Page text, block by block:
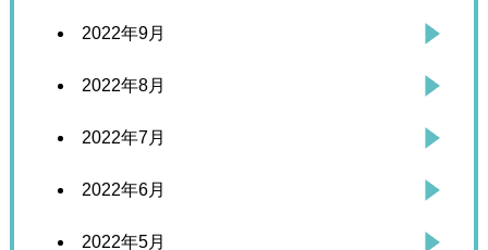
2022年9月
2022年8月
2022年7月
2022年6月
2022年5月